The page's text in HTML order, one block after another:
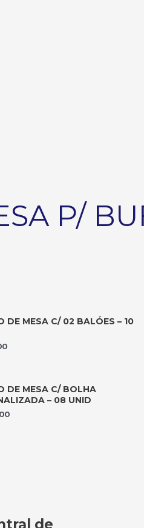
P/
DE MESA C/ 02 BALÓES – 10
DE MESA C/ BOLHA
– 08 UNID
de